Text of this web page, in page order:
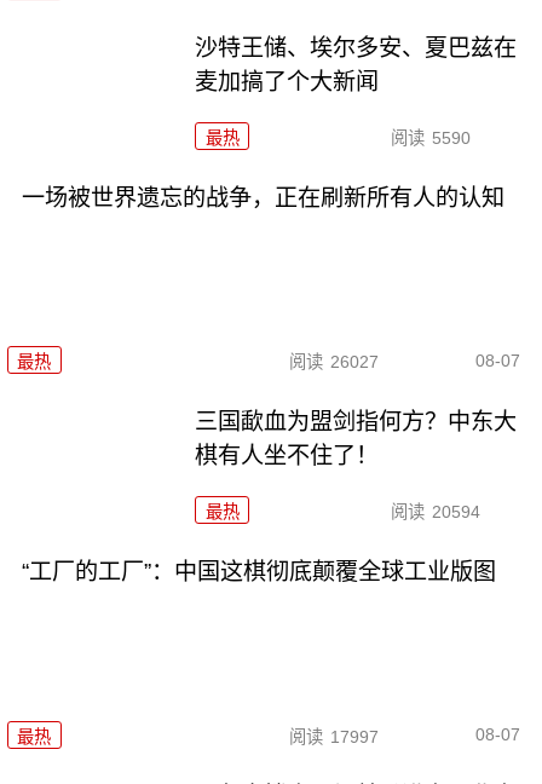
沙特王储、埃尔多安、夏巴兹在
麦加搞了个大新闻
最热 阅读 5590
一场被世界遗忘的战争，正在刷新所有人的认知
最热 阅读 26027 08-07
三国歃血为盟剑指何方？中东大
棋有人坐不住了！
最热 阅读 20594
“工厂的工厂”：中国这棋彻底颠覆全球工业版图
最热 阅读 17997 08-07